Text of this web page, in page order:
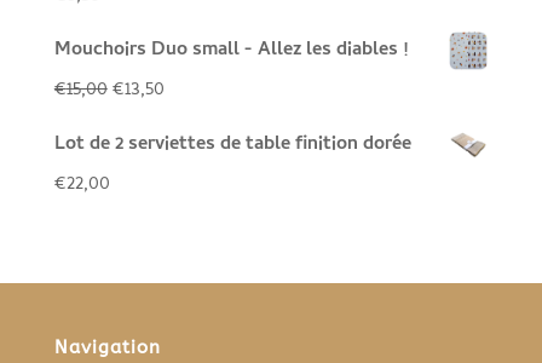
Mouchoirs Duo small - Allez les diables !
€15,00Le
prix
€13,50Le
prix
Lot de 2 serviettes de table finition dorée
€22,00
Navigation